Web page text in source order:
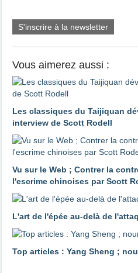
S'inscrire à la newsletter
Vous aimerez aussi :
Les classiques du Taijiquan
interview de Scott Rodell
Vu sur le Web ; Contrer la
l'escrime chinoises par Scott
L'art de l'épée au-delà de
Top articles : Yang Sheng ;